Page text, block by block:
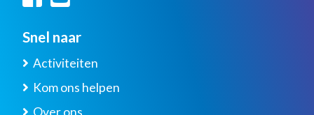
Snel naar
Activiteiten
Kom ons helpen
Over ons